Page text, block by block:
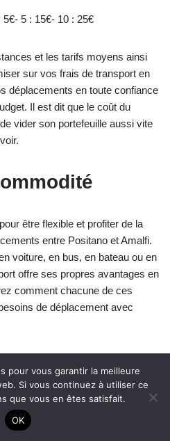
5 : 15€- 10 : 25€
et les tarifs moyens ainsi
sur vos frais de transport en
déplacements en toute confiance
Il est dit que le coût du
vider son portefeuille aussi vite
être flexible et profiter de la
entre Positano et Amalfi.
voiture, en bus, en bateau ou en
offre ses propres avantages en
comment chacune de ces
de déplacement avec
la conduite en voiture pour vous
Vous pouvez choisir
pour vous garantir la meilleure
Si vous continuez à utiliser ce
que vous en êtes satisfait.
OK